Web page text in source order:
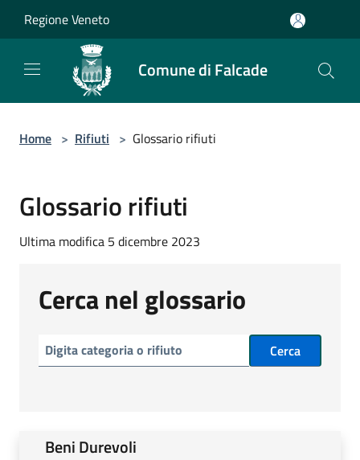
Regione Veneto
Comune di Falcade
Home > Rifiuti > Glossario rifiuti
Glossario rifiuti
Ultima modifica 5 dicembre 2023
Cerca nel glossario
Cerca
Beni Durevoli